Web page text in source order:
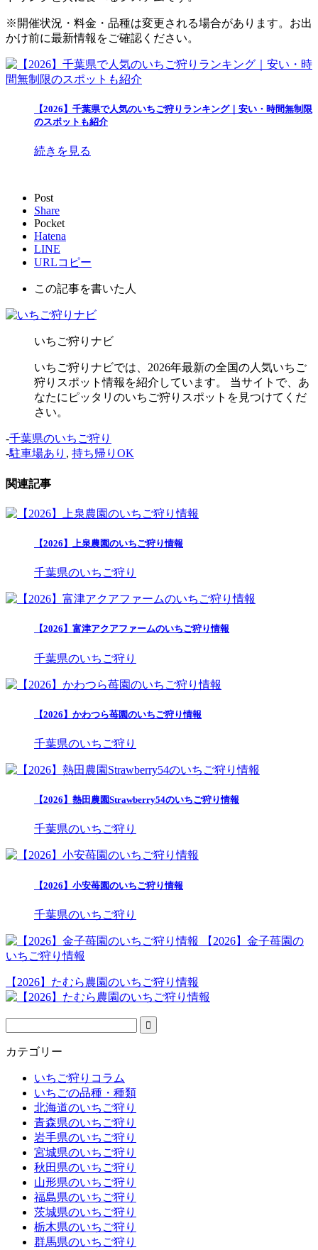
※開催状況・料金・品種は変更される場合があります。お出
かけ前に最新情報をご確認ください。
【2026】千葉県で人気のいちご狩りランキング｜安い・時間無制限
のスポットも紹介
続きを見る
Post
Share
Pocket
Hatena
LINE
URLコピー
この記事を書いた人
いちご狩りナビ
いちご狩りナビでは、2026年最新の全国の人気いちご
狩りスポット情報を紹介しています。 当サイトで、あ
なたにピッタリのいちご狩りスポットを見つけてくだ
さい。
-千葉県のいちご狩り
-駐車場あり , 持ち帰りOK
関連記事
【2026】上泉農園のいちご狩り情報
千葉県のいちご狩り
【2026】富津アクアファームのいちご狩り情報
千葉県のいちご狩り
【2026】かわつら苺園のいちご狩り情報
千葉県のいちご狩り
【2026】熱田農園Strawberry54のいちご狩り情報
千葉県のいちご狩り
【2026】小安苺園のいちご狩り情報
千葉県のいちご狩り
【2026】金子苺園の
いちご狩り情報
【2026】たむら農園のいちご狩り情報
カテゴリー
いちご狩りコラム
いちごの品種・種類
北海道のいちご狩り
青森県のいちご狩り
岩手県のいちご狩り
宮城県のいちご狩り
秋田県のいちご狩り
山形県のいちご狩り
福島県のいちご狩り
茨城県のいちご狩り
栃木県のいちご狩り
群馬県のいちご狩り